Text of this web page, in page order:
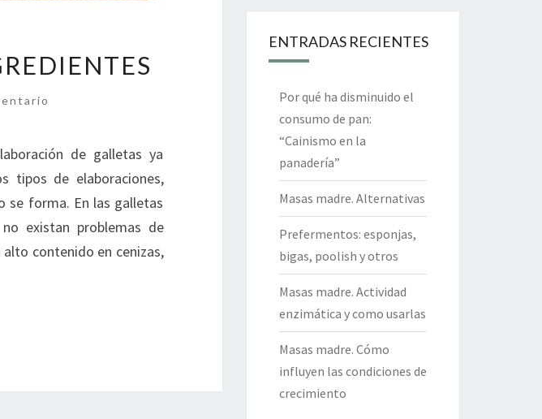
de galletas ya
tipos de elaboraciones,
se forma. En las galletas
existan problemas de
contenido en cenizas,
ENTRADAS RECIENTES
Por qué ha disminuido el
consumo de pan:
“Cainismo en la
panadería”
Masas madre. Alternativas
Prefermentos: esponjas,
bigas, poolish y otros
Masas madre. Actividad
enzimática y como usarlas
Masas madre. Cómo
influyen las condiciones de
crecimiento